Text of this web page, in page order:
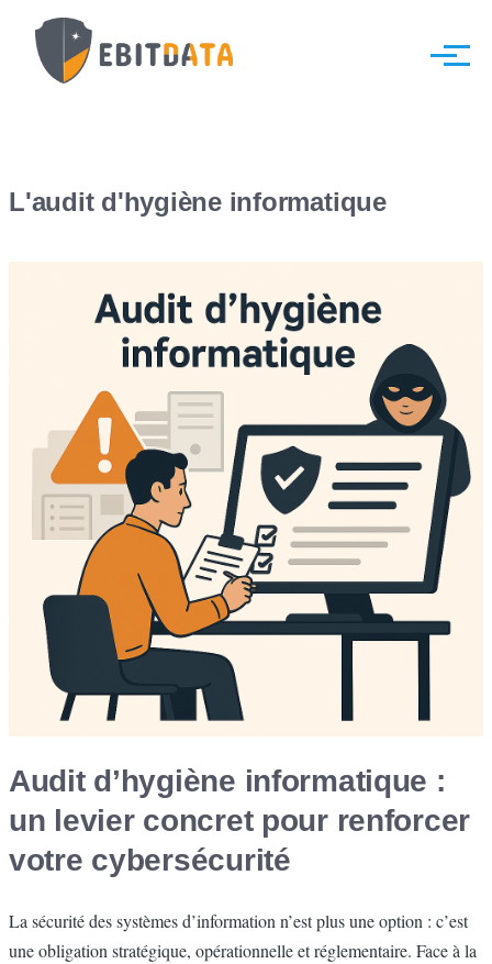
Aller au contenu principal
Menu
L'audit d'hygiène informatique
Audit d’hygiène informatique :
un levier concret pour renforcer
votre cybersécurité
La sécurité des systèmes d’information n’est plus une option : c’est
une obligation stratégique, opérationnelle et réglementaire. Face à la